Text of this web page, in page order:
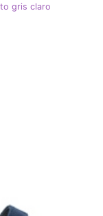
gris claro